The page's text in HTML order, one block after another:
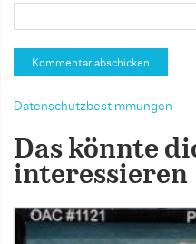
Datenschutzbestimmungen
Das könnte
interessieren